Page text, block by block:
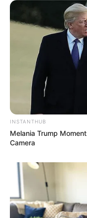
Δείτε όλες τις
τον Κόσμο, τη
INSTANTHUB
Melania Trump
Camera